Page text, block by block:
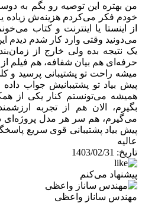
من بهتره این توصیه رو بگم به
خودم فکر می‌کردم هزینه‌ش زیاده
از اینستا یا اینترنت و کتاب
می‌دونید وقتی وارد کار شدم دیدم
یک نتیجه بده ولی خارج از
حرفه‌ای هم بیان شفافه، هم فیلم
میشه راحت تو پشتیبانی پرسید و
پیش بیاد تو پشتیبانیش جواب
همیشه می‌تونستم کنار یکی از
بگیرم، الان هم از تجربه
می‌گیرم، هم سر هر مدل پروژه‌ای
پیش بیاد پشتیبانی قوی سریع
عالیه
تاریخ: 1403/02/31
پیشنهاد می‌کنم
مهندس ساناز واعظی